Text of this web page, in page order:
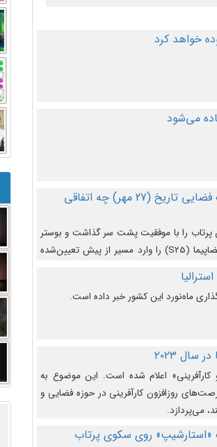
خواهد کرد
می‌شود
در دومین پرتاب آزمایشی بزرگترین موشک فضایی تاریخ (27 مهر‌) چه اتفاقی
پرتاب را با موفقیت پشت سر گذاشت و بوستر
(بخش پایینی) آن (B9) توانست بخش بالایی فضاپیما (S25) را وارد مسیر از پیش تعیین‌شده
شود.
ماه‌نورد این کشور خبر داده است.
۲۰۲۳
جهانی فضا در سال ۲۰۲۳ «فضا و کارآفرینی» اعلام شده است. این موضوع به
روزافزون کارآفرینی در حوزه فضایی و
می‌پردازد.
روی سکوی پرتاب